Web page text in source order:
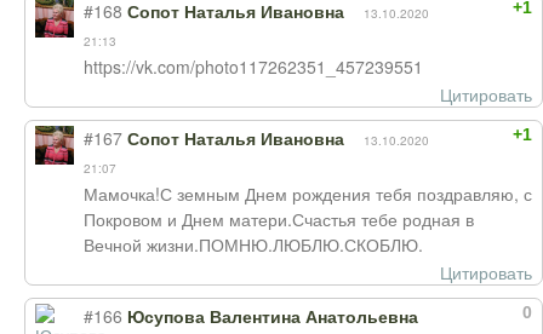
+1
#168 Сопот Наталья Ивановна
13.10.2020
21:13
https://vk.com/photo117262351_457239551
Цитировать
+1
#167 Сопот Наталья Ивановна
13.10.2020
21:07
Мамочка!С земным Днем рождения тебя поздравляю, с
Покровом и Днем матери.Счастья тебе родная в
Вечной жизни.ПОМНЮ.ЛЮБЛЮ.СКОБЛЮ.
Цитировать
0
#166 Юсупова Валентина Анатольевна